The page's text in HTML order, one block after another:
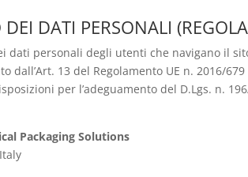
DATI PERSONALI
dati personali degli utenti che navigano il
dall’Art. 13 del Regolamento UE n. 2016/
per l’adeguamento del D.Lgs. n.
Packaging Solutions